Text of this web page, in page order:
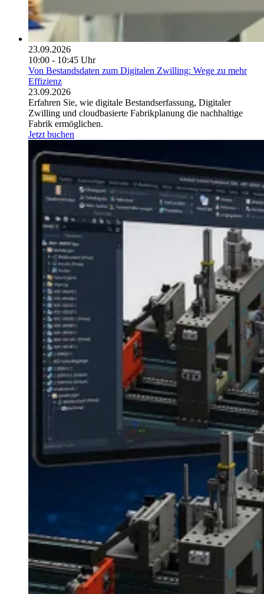
23.09.2026
10:00 - 10:45 Uhr
Von Bestandsdaten zum Digitalen Zwilling: Wege zu mehr
Effizienz
23.09.2026
Erfahren Sie, wie digitale Bestandserfassung, Digitaler
Zwilling und cloudbasierte Fabrikplanung die nachhaltige
Fabrik ermöglichen.
Jetzt buchen